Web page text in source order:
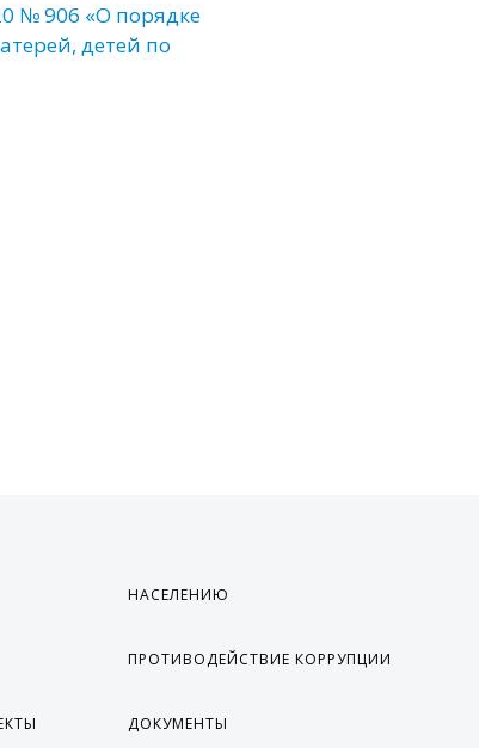
№ 906 «О порядке
детей по
НАСЕЛЕНИЮ
ПРОТИВОДЕЙСТВИЕ КОРРУПЦИИ
ДОКУМЕНТЫ